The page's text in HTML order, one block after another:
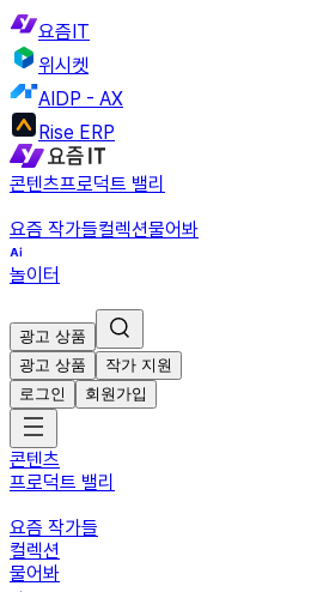
요즘IT
위시켓
AIDP - AX
Rise ERP
콘텐츠프로덕트 밸리
요즘 작가들컬렉션물어봐
놀이터
광고 상품
광고 상품
작가 지원
로그인
회원가입
콘텐츠
프로덕트 밸리
요즘 작가들
컬렉션
물어봐